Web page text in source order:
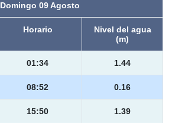
Domingo 09 Agosto
Horario
Nivel del agua
(m)
01:34 1.44
08:52 0.16
15:50 1.39